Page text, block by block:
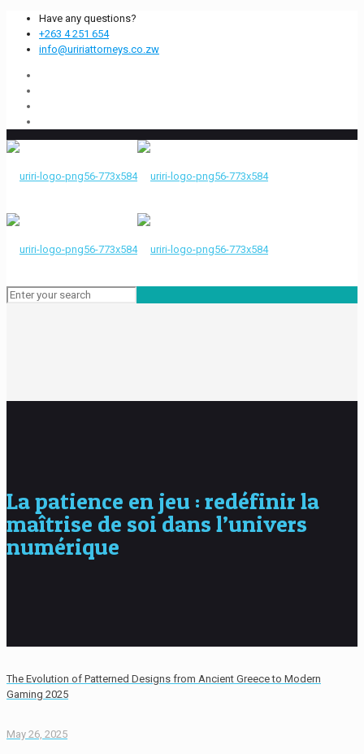
Have any questions?
+263 4 251 654
info@uririattorneys.co.zw
La patience en jeu : redéfinir la
maîtrise de soi dans l’univers
numérique
The Evolution of Patterned Designs from Ancient Greece to Modern
Gaming 2025
May 26, 2025